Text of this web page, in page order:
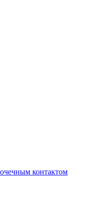
контактом